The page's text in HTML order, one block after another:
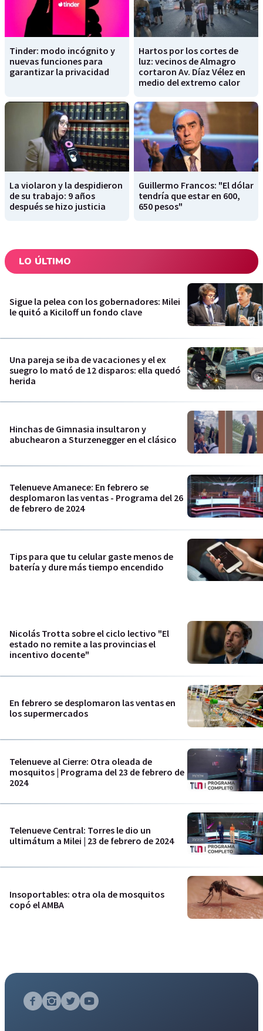
Tinder: modo incógnito y
nuevas funciones para
garantizar la privacidad
Hartos por los cortes de
luz: vecinos de Almagro
cortaron Av. Díaz Vélez en
medio del extremo calor
La violaron y la despidieron
de su trabajo: 9 años
después se hizo justicia
Guillermo Francos: "El dólar
tendría que estar en 600,
650 pesos"
LO ÚLTIMO
Sigue la pelea con los gobernadores: Milei
le quitó a Kiciloff un fondo clave
Una pareja se iba de vacaciones y el ex
suegro lo mató de 12 disparos: ella quedó
herida
Hinchas de Gimnasia insultaron y
abuchearon a Sturzenegger en el clásico
Telenueve Amanece: En febrero se
desplomaron las ventas - Programa del 26
de febrero de 2024
Tips para que tu celular gaste menos de
batería y dure más tiempo encendido
Nicolás Trotta sobre el ciclo lectivo "El
estado no remite a las provincias el
incentivo docente"
En febrero se desplomaron las ventas en
los supermercados
Telenueve al Cierre: Otra oleada de
mosquitos | Programa del 23 de febrero de
2024
Telenueve Central: Torres le dio un
ultimátum a Milei | 23 de febrero de 2024
Insoportables: otra ola de mosquitos
copó el AMBA